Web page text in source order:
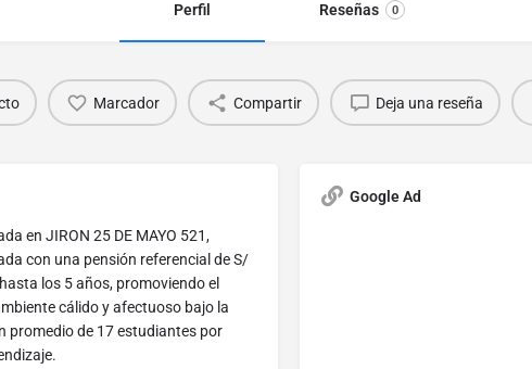
Perfil Reseñas 0
Marcador Compartir Deja una reseña
en JIRON 25 DE MAYO 521,
con una pensión referencial de S/
los 5 años, promoviendo el
cálido y afectuoso bajo la
promedio de 17 estudiantes por
Google Ad